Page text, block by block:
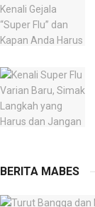
BERITA MABES